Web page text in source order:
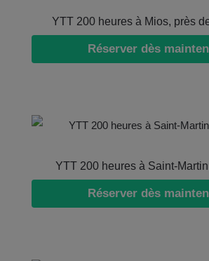
YTT 200 heures à Mios, près
Réserver dès
YTT 200 heures à Saint-
Réserver dès